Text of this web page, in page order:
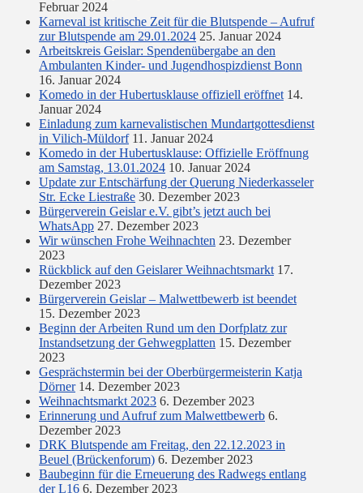
Februar 2024
Karneval ist kritische Zeit für die Blutspende – Aufruf
zur Blutspende am 29.01.2024 25. Januar 2024
Arbeitskreis Geislar: Spendenübergabe an den
Ambulanten Kinder- und Jugendhospizdienst Bonn
16. Januar 2024
Komedo in der Hubertusklause offiziell eröffnet 14.
Januar 2024
Einladung zum karnevalistischen Mundartgottesdienst
in Vilich-Müldorf 11. Januar 2024
Komedo in der Hubertusklause: Offizielle Eröffnung
am Samstag, 13.01.2024 10. Januar 2024
Update zur Entschärfung der Querung Niederkasseler
Str. Ecke Liestraße 30. Dezember 2023
Bürgerverein Geislar e.V. gibt’s jetzt auch bei
WhatsApp 27. Dezember 2023
Wir wünschen Frohe Weihnachten 23. Dezember
2023
Rückblick auf den Geislarer Weihnachtsmarkt 17.
Dezember 2023
Bürgerverein Geislar – Malwettbewerb ist beendet
15. Dezember 2023
Beginn der Arbeiten Rund um den Dorfplatz zur
Instandsetzung der Gehwegplatten 15. Dezember
2023
Gesprächstermin bei der Oberbürgermeisterin Katja
Dörner 14. Dezember 2023
Weihnachtsmarkt 2023 6. Dezember 2023
Erinnerung und Aufruf zum Malwettbewerb 6.
Dezember 2023
DRK Blutspende am Freitag, den 22.12.2023 in
Beuel (Brückenforum) 6. Dezember 2023
Baubeginn für die Erneuerung des Radwegs entlang
der L16 6. Dezember 2023